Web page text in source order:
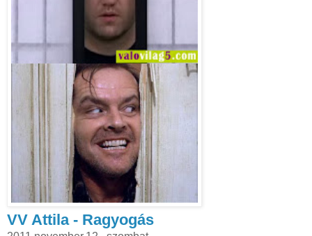
VV Attila - Ragyogás